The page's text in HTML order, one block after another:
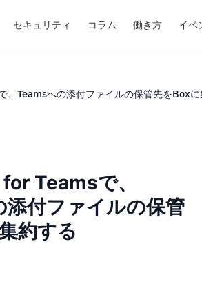
セキュリティ コラム 働き方 イベ
、Teamsへの添付ファイルの保管先をBox
Teamsで、
付ファイルの保管
約する